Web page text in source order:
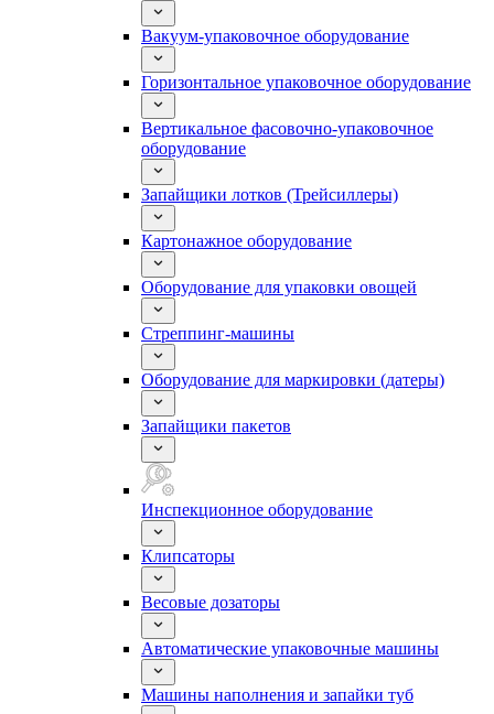
Вакуум-упаковочное оборудование
Горизонтальное упаковочное оборудование
Вертикальное фасовочно-упаковочное
оборудование
Запайщики лотков (Трейсиллеры)
Картонажное оборудование
Оборудование для упаковки овощей
Стреппинг-машины
Оборудование для маркировки (датеры)
Запайщики пакетов
Инспекционное оборудование
Клипсаторы
Весовые дозаторы
Автоматические упаковочные машины
Машины наполнения и запайки туб